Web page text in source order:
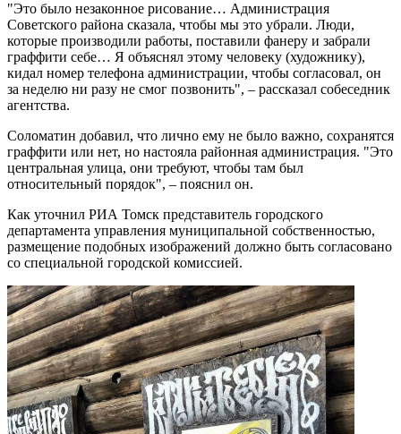
"Это было незаконное рисование… Администрация
Советского района сказала, чтобы мы это убрали. Люди,
которые производили работы, поставили фанеру и забрали
граффити себе… Я объяснял этому человеку (художнику),
кидал номер телефона администрации, чтобы согласовал, он
за неделю ни разу не смог позвонить", – рассказал собеседник
агентства.
Соломатин добавил, что лично ему не было важно, сохранятся
граффити или нет, но настояла районная администрация. "Это
центральная улица, они требуют, чтобы там был
относительный порядок", – пояснил он.
Как уточнил РИА Томск представитель городского
департамента управления муниципальной собственностью,
размещение подобных изображений должно быть согласовано
со специальной городской комиссией.